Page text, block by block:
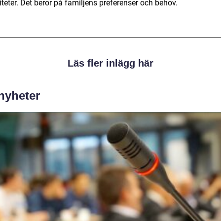
Det beror på familjens preferenser och behov.
Läs fler inlägg här